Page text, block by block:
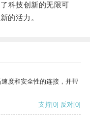
科技创新的无限可
的活力。
度和安全性的连接，并帮
支持[0] 反对[0]